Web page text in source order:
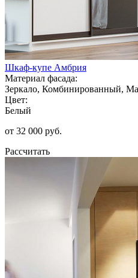
Шкаф-купе Амбрия
Материал фасада:
Зеркало, Комбинированный,
Цвет:
Белый
от 32 000 руб.
Рассчитать